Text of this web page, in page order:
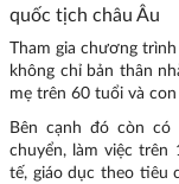
quốc tịch châu Âu
Tham gia chương
không chỉ bản thân
mẹ trên 60 tuổi và
Bên cạnh đó còn
chuyển, làm việc trên
tế, giáo dục theo tiêu